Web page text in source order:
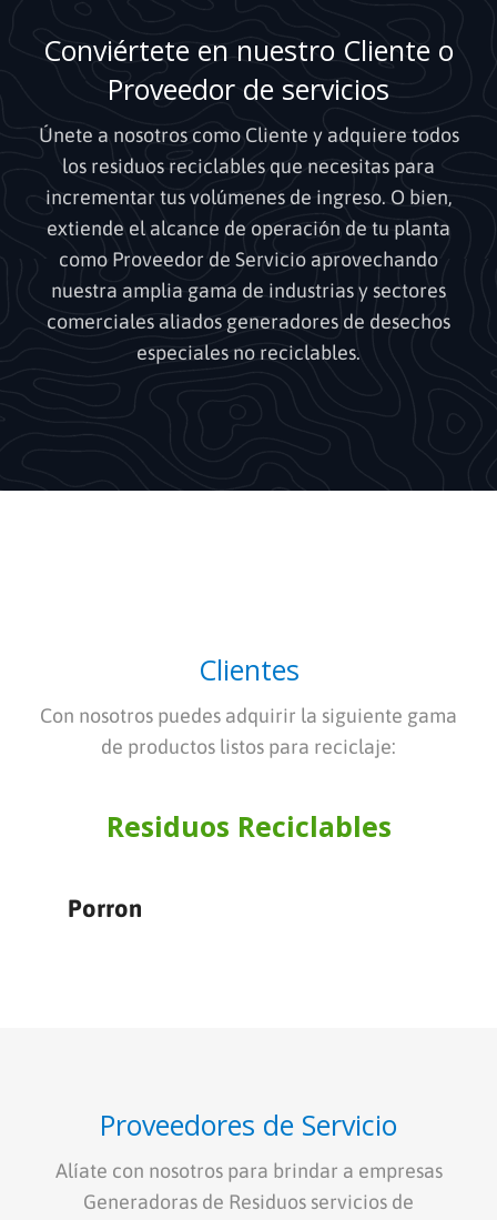
Conviértete en nuestro Cliente o
Proveedor de servicios
Únete a nosotros como Cliente y adquiere todos
los residuos reciclables que necesitas para
incrementar tus volúmenes de ingreso. O bien,
extiende el alcance de operación de tu planta
como Proveedor de Servicio aprovechando
nuestra amplia gama de industrias y sectores
comerciales aliados generadores de desechos
especiales no reciclables.
Clientes
Con nosotros puedes adquirir la siguiente gama
de productos listos para reciclaje:
Residuos Reciclables
Porron
Proveedores de Servicio
Alíate con nosotros para brindar a empresas
Generadoras de Residuos servicios de